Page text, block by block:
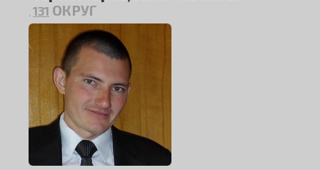
131 ОКРУГ